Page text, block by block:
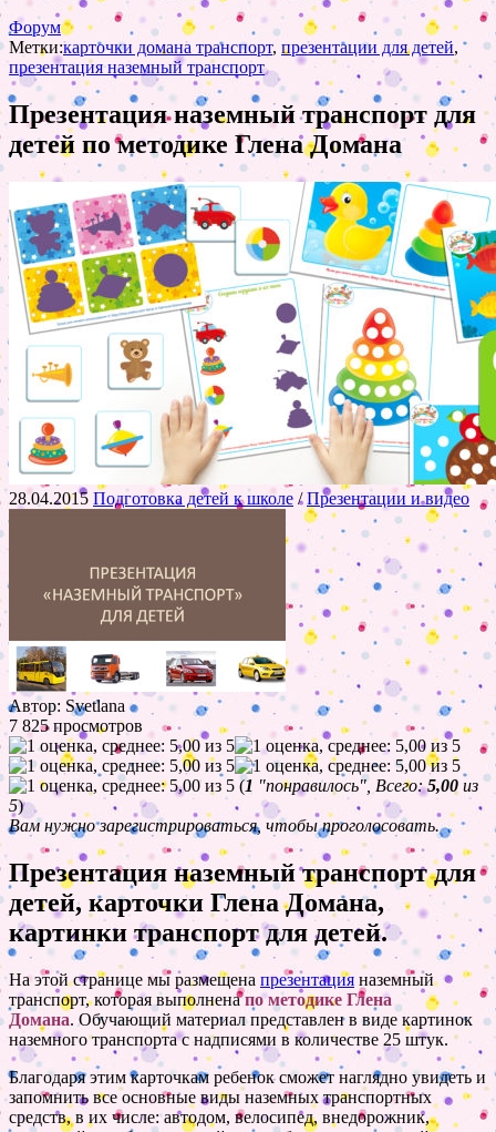
Форум
Метки:карточки домана транспорт,презентации для детей,
презентация наземный транспорт
Презентация наземный транспорт для
детей по методике Глена Домана
28.04.2015 Подготовка детей к школе/Презентации и видео
Автор: Svetlana
7 825 просмотров
(1 "понравилось", Всего:5,00 из
5)
Вам нужно зарегистрироваться, чтобы проголосовать.
Презентация наземный транспорт для
детей, карточки Глена Домана,
картинки транспорт для детей.
На этой странице мы размещена презентация наземный
транспорт, которая выполненапо методике Глена
Домана. Обучающий материал представлен в виде картинок
наземного транспорта с надписями в количестве 25 штук.
Благодаря этим карточкам ребенок сможет наглядно увидеть и
запомнить все основные виды наземных транспортных
средств, в их числе: автодом, велосипед, внедорожник,